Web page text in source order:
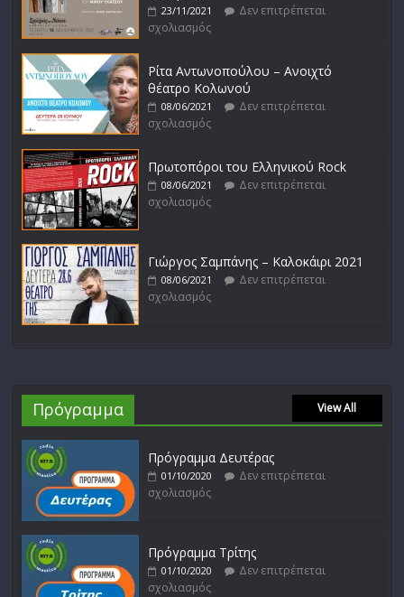
23/11/2021
Δεν επιτρέπεται
σχολιασμός
Ρίτα Αντωνοπούλου – Ανοιχτό
θέατρο Κολωνού
08/06/2021
Δεν επιτρέπεται
σχολιασμός
Πρωτοπόροι του Ελληνικού Rock
08/06/2021
Δεν επιτρέπεται
σχολιασμός
Γιώργος Σαμπάνης – Καλοκάιρι 2021
08/06/2021
Δεν επιτρέπεται
σχολιασμός
Πρόγραμμα View All
Πρόγραμμα Δευτέρας
01/10/2020
Δεν επιτρέπεται
σχολιασμός
Πρόγραμμα Τρίτης
01/10/2020
Δεν επιτρέπεται
σχολιασμός